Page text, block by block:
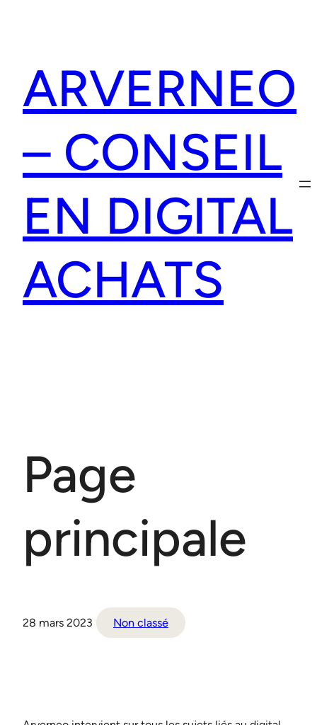
ARVERNEO
– CONSEIL
EN DIGITAL
ACHATS
Page
principale
28 mars 2023 Non classé